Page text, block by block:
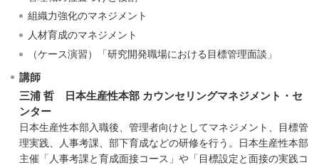
組織力強化のマネジメント
人材育成のマネジメント
（ケース演習）「研究開発職場における目標管理面談」
講師
三浦 哲 日本生産性本部 カウンセリングマネジメント・セ
ンター
日本生産性本部入職後、管理者向けとしてマネジメント、目標管
理実践、人事考課、部下育成などの研修を行う。日本生産性本部
主催「人事考課と育成面接コース」や「目標設定と面接の実践コ